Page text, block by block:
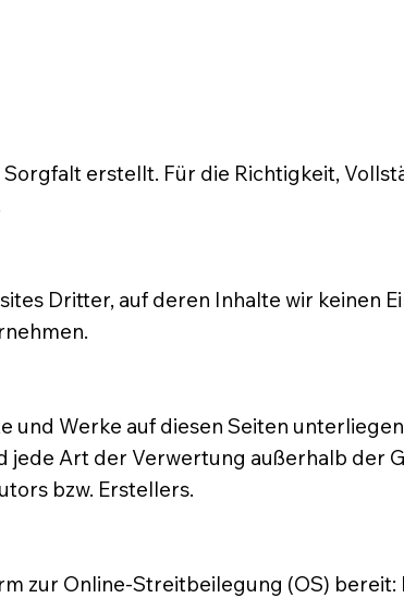
erstellt. Für die Richtigkeit,
Dritter, auf deren Inhalte wir keinen
Werke auf diesen Seiten
Art der Verwertung außerhalb der
bzw. Erstellers.
zur Online-Streitbeilegung (OS) bereit: